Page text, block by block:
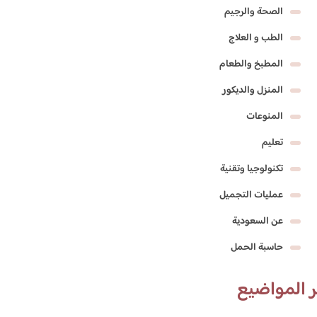
الصحة والرجيم
الطب و العلاج
المطبخ والطعام
المنزل والديكور
المنوعات
تعليم
تكنولوجيا وتقنية
عمليات التجميل
عن السعودية
حاسبة الحمل
المواضيع